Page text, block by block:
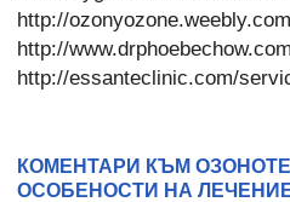
http://
http://
http://essanteclinic.com/
КОМЕНТАРИ КЪМ
ОСОБЕНОСТИ НА